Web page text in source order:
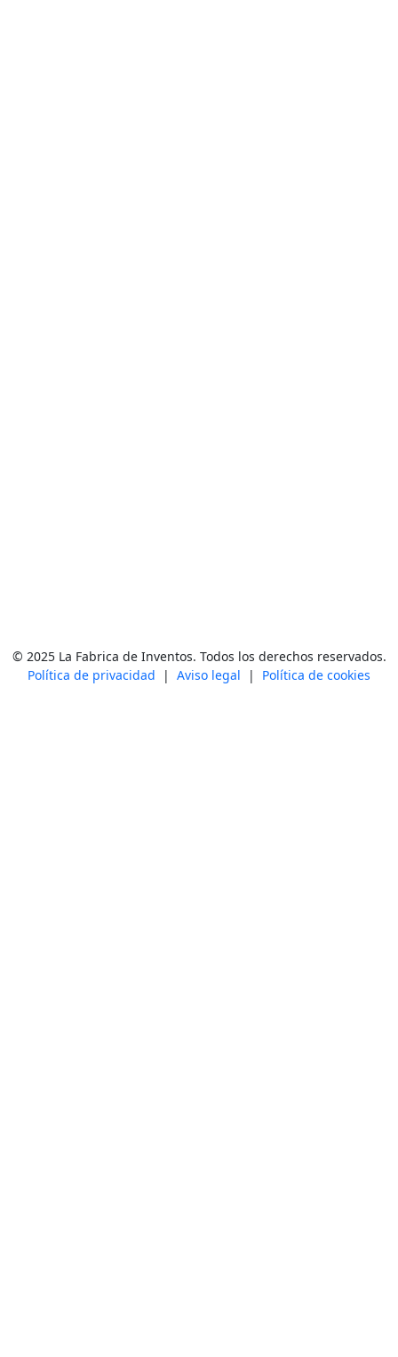
© 2025 La Fabrica de Inventos. Todos los derechos reservados.
Política de privacidad
| Aviso legal | Política de cookies